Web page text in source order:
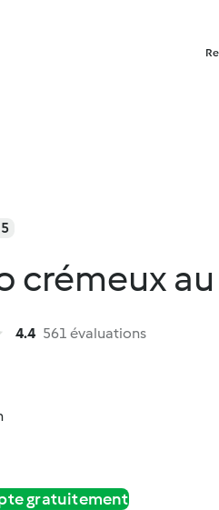
crémeux
4.4 561 évaluations
gratuitement